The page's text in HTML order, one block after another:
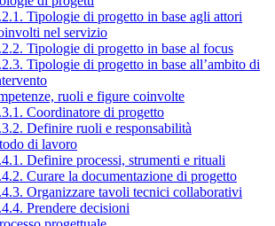
Tipologie di progetto in base agli attori
nel servizio
Tipologie di progetto in base al focus
Tipologie di progetto in base all’ambito di
ruoli e figure coinvolte
Coordinatore di progetto
Definire ruoli e responsabilità
di lavoro
Definire processi, strumenti e rituali
Curare la documentazione di progetto
Organizzare tavoli tecnici collaborativi
Prendere decisioni